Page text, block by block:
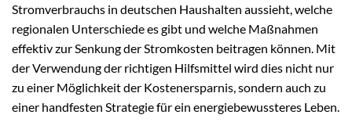
Stromverbrauchs in deutschen Haushalten aussieht, welche
regionalen Unterschiede es gibt und welche Maßnahmen
effektiv zur Senkung der Stromkosten beitragen können. Mit
der Verwendung der richtigen Hilfsmittel wird dies nicht nur
zu einer Möglichkeit der Kostenersparnis, sondern auch zu
einer handfesten Strategie für ein energiebewussteres Leben.